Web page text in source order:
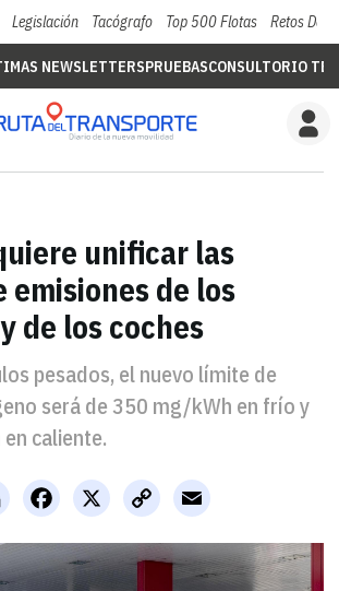
Legislación Tacógrafo Top 500 Flotas Retos Del
NEWSLETTERSPRUEBASCONSULTORIO
unificar las
emisiones de los
de los coches
pesados, el nuevo límite de
será de 350 mg/kWh en frío y
caliente.
LinkedIn X
Facebook
Copy
Link
Email